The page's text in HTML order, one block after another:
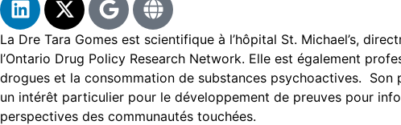
La Dre Tara Gomes est scientifique à l’hôpital St. Michael’s,
l’Ontario Drug Policy Research Network. Elle est également
drogues et la consommation de substances psychoactives.
un intérêt particulier pour le développement de preuves pour
perspectives des communautés touchées.